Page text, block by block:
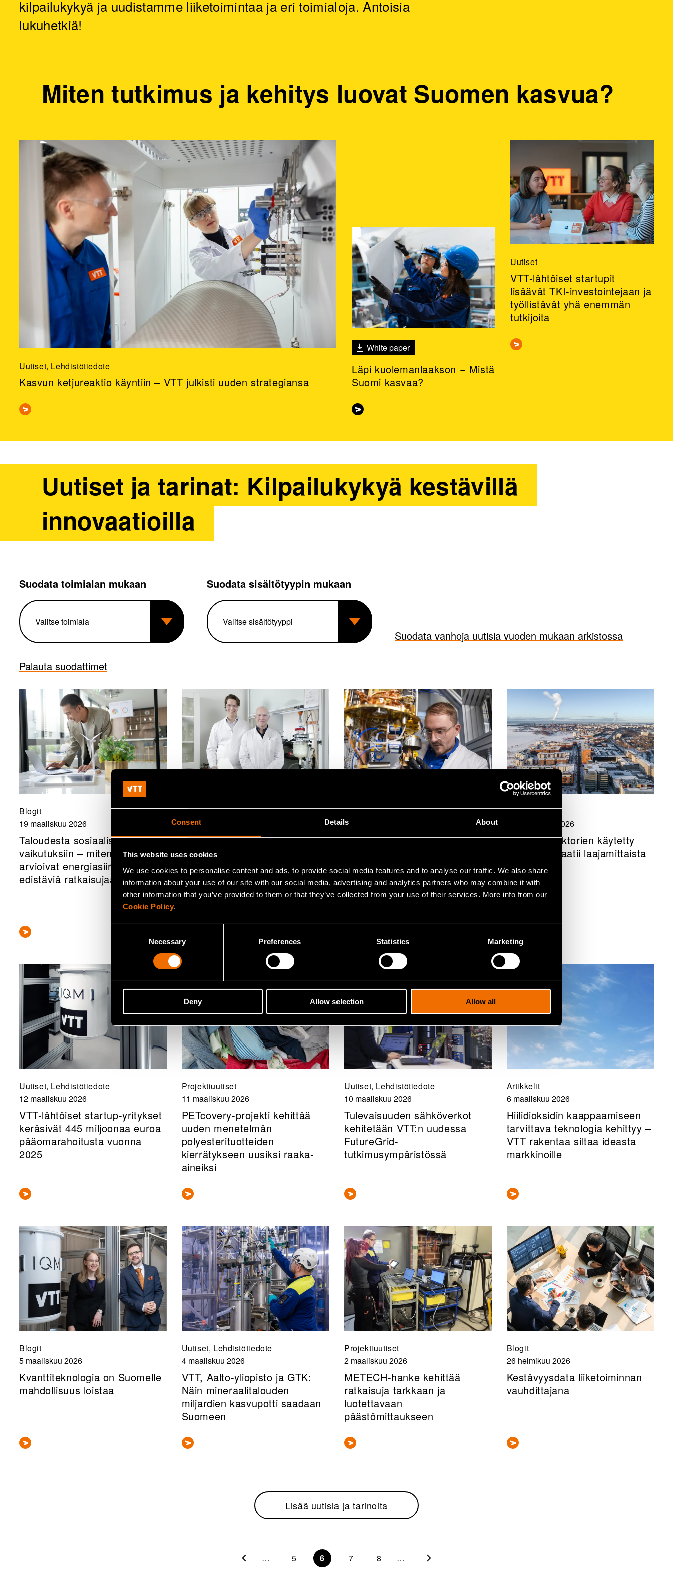
Consent Details About
This website uses cookies
We use cookies to personalise content and ads, to provide social media features and to analyse our traffic. We also share
information about your use of our site with our social media, advertising and analytics partners who may combine it with
other information that you’ve provided to them or that they’ve collected from your use of their services. More info from our
Cookie Policy.
Necessary Preferences Statistics Marketing
Deny Allow selection Allow all
kilpailukykyä ja uudistamme liiketoimintaa ja eri toimialoja. Antoisia
lukuhetkiä!
Miten tutkimus ja kehitys luovat Suomen kasvua?
Uutiset, Lehdistötiedote
Kasvun ketjureaktio käyntiin – VTT julkisti uuden strategiansa
White paper
Läpi kuolemanlaakson − Mistä
Suomi kasvaa?
Uutiset
VTT-lähtöiset startupit
lisäävät TKI-investointejaan ja
työllistävät yhä enemmän
tutkijoita
Uutiset ja tarinat: Kilpailukykyä kestävillä
innovaatioilla
Suodata toimialan mukaan Suodata sisältötyypin mukaan
Suodata vanhoja uutisia vuoden mukaan arkistossa
Palauta suodattimet
Blogit
19 maaliskuu 2026
Taloudesta sosiaalisiin
vaikutuksiin – miten yritykset
arvioivat energiasiirtymää
edistäviä ratkaisujaan?
Uutiset, Lehdistötiedote
18 maaliskuu 2026
Elea & Lili spinnasi VTT:ltä ja
keräsi 2,5 milj. euron
rahoituksen superimukykyisen
mikromuovittoman materiaalin
kaupallistamiseksi hygienia- ja
Blogit
17 maaliskuu 2026
Miten kvanttilaskenta ja
puolijohteiden tulevaisuuden?
Blogit
16 maaliskuu 2026
Pienydinreaktorien käytetty
polttoaine vaatii laajamittaista
huomiota
Uutiset, Lehdistötiedote
12 maaliskuu 2026
VTT-lähtöiset startup-yritykset
keräsivät 445 miljoonaa euroa
pääomarahoitusta vuonna
2025
Projektiuutiset
11 maaliskuu 2026
PETcovery-projekti kehittää
uuden menetelmän
polyesterituotteiden
kierrätykseen uusiksi raaka-
aineiksi
Uutiset, Lehdistötiedote
10 maaliskuu 2026
Tulevaisuuden sähköverkot
kehitetään VTT:n uudessa
FutureGrid-
tutkimusympäristössä
Artikkelit
6 maaliskuu 2026
Hiilidioksidin kaappaamiseen
tarvittava teknologia kehittyy –
VTT rakentaa siltaa ideasta
markkinoille
Blogit
5 maaliskuu 2026
Kvanttiteknologia on Suomelle
mahdollisuus loistaa
Uutiset, Lehdistötiedote
4 maaliskuu 2026
VTT, Aalto-yliopisto ja GTK:
Näin mineraalitalouden
miljardien kasvupotti saadaan
Suomeen
Projektiuutiset
2 maaliskuu 2026
METECH-hanke kehittää
ratkaisuja tarkkaan ja
luotettavaan
päästömittaukseen
Blogit
26 helmikuu 2026
Kestävyysdata liiketoiminnan
vauhdittajana
Lisää uutisia ja tarinoita
… 5 6 7 8 …